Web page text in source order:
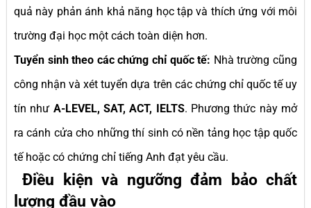
quả này phản ánh khả năng học tập và thích ứng với môi
trường đại học một cách toàn diện hơn.
Tuyển sinh theo các chứng chỉ quốc tế: Nhà trường cũng
công nhận và xét tuyển dựa trên các chứng chỉ quốc tế uy
tín như A-LEVEL, SAT, ACT, IELTS. Phương thức này mở
ra cánh cửa cho những thí sinh có nền tảng học tập quốc
tế hoặc có chứng chỉ tiếng Anh đạt yêu cầu.
Điều kiện và ngưỡng đảm bảo chất
lượng đầu vào